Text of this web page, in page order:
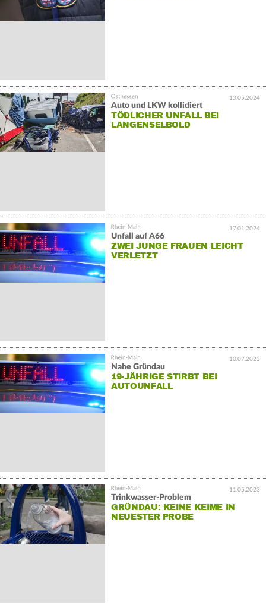
13.05.2024
Auto und LKW kollidiert
TÖDLICHER UNFALL BEI
LANGENSELBOLD
17.01.2024
Unfall auf A66
ZWEI JUNGE FRAUEN LEICHT
VERLETZT
10.07.2023
Nahe Gründau
19-JÄHRIGE STIRBT BEI
AUTOUNFALL
11.05.2023
Trinkwasser-Problem
GRÜNDAU: KEINE KEIME IN
NEUESTER PROBE